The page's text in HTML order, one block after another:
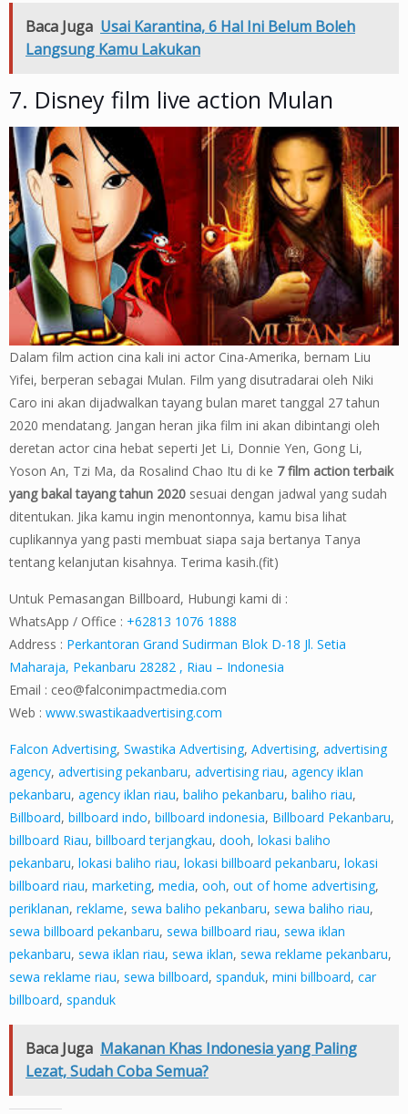
Baca Juga Usai Karantina, 6 Hal Ini Belum Boleh
Langsung Kamu Lakukan
7. Disney film live action Mulan
Dalam film action cina kali ini actor Cina-Amerika, bernam Liu
Yifei, berperan sebagai Mulan. Film yang disutradarai oleh Niki
Caro ini akan dijadwalkan tayang bulan maret tanggal 27 tahun
2020 mendatang. Jangan heran jika film ini akan dibintangi oleh
deretan actor cina hebat seperti Jet Li, Donnie Yen, Gong Li,
Yoson An, Tzi Ma, da Rosalind Chao Itu di ke 7 film action terbaik
yang bakal tayang tahun 2020 sesuai dengan jadwal yang sudah
ditentukan. Jika kamu ingin menontonnya, kamu bisa lihat
cuplikannya yang pasti membuat siapa saja bertanya Tanya
tentang kelanjutan kisahnya. Terima kasih.(fit)
Untuk Pemasangan Billboard, Hubungi kami di :
WhatsApp / Office : +62813 1076 1888
Address : Perkantoran Grand Sudirman Blok D-18 Jl. Setia
Maharaja, Pekanbaru 28282 , Riau – Indonesia
Email : ceo@falconimpactmedia.com
Web : www.swastikaadvertising.com
Falcon Advertising, Swastika Advertising, Advertising, advertising
agency, advertising pekanbaru, advertising riau, agency iklan
pekanbaru, agency iklan riau, baliho pekanbaru, baliho riau,
Billboard, billboard indo, billboard indonesia, Billboard Pekanbaru,
billboard Riau, billboard terjangkau, dooh, lokasi baliho
pekanbaru, lokasi baliho riau, lokasi billboard pekanbaru, lokasi
billboard riau, marketing, media, ooh, out of home advertising,
periklanan, reklame, sewa baliho pekanbaru, sewa baliho riau,
sewa billboard pekanbaru, sewa billboard riau, sewa iklan
pekanbaru, sewa iklan riau, sewa iklan, sewa reklame pekanbaru,
sewa reklame riau, sewa billboard, spanduk, mini billboard, car
billboard, spanduk
Baca Juga Makanan Khas Indonesia yang Paling
Lezat, Sudah Coba Semua?